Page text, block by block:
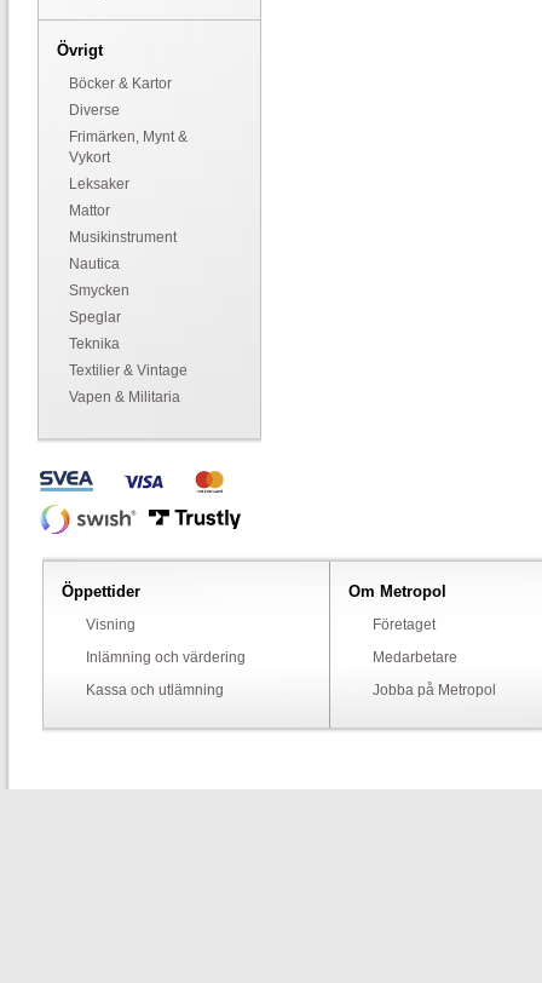
Övrigt
Böcker & Kartor
Diverse
Frimärken, Mynt &
Vykort
Leksaker
Mattor
Musikinstrument
Nautica
Smycken
Speglar
Teknika
Textilier & Vintage
Vapen & Militaria
Öppettider
Visning
Inlämning och värdering
Kassa och utlämning
Om Metropol
Företaget
Medarbetare
Jobba på Metropol